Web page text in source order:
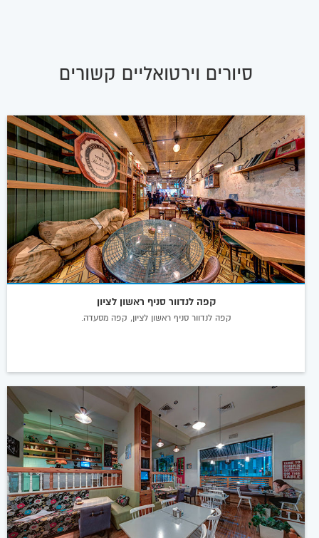
סיורים וירטואליים קשורים
קפה לנדוור סניף ראשון לציון
קפה לנדוור סניף ראשון לציון, קפה מסעדה.